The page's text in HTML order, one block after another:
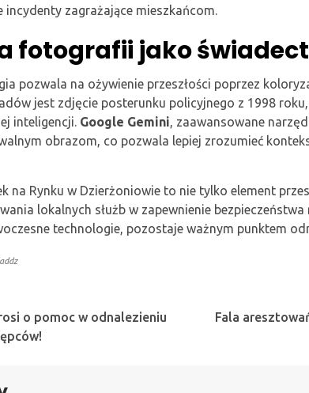
incydenty zagrażające mieszkańcom.
fotografii jako
pozwala na ożywienie przeszłości poprzez
jest zdjęcie posterunku policyjnego z 1998
inteligencji. Google Gemini, zaawansowane
obrazom, co pozwala lepiej zrozumieć
na Rynku w Dzierżoniowie to nie tylko element
lokalnych służb w zapewnienie
technologie, pozostaje ważnym punktem
o pomoc w odnalezieniu
Fala